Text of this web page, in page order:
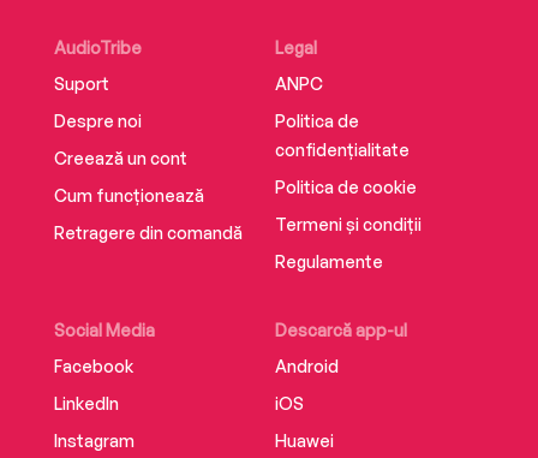
AudioTribe
Suport
Despre noi
Creează un cont
Cum funcționează
Retragere din comandă
Social Media
Facebook
LinkedIn
Instagram
Descarcă app-ul
Android
iOS
Huawei
Legal
ANPC
Politica de
confidențialitate
Politica de cookie
Termeni și condiții
Regulamente